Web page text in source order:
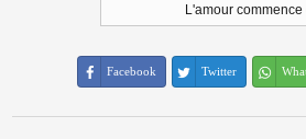
L'amour
Facebook Twitter